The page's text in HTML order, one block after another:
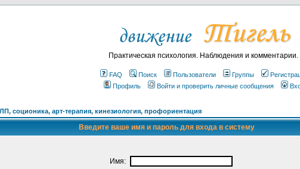
Практическая психология. Наблюдения и комментарии.
FAQ Поиск Пользователи Группы
Профиль
Войти и проверить личные сообщения
соционика, арт-терапия, кинезиология, профориентация
Введите ваше имя и пароль для входа в систему
Имя: